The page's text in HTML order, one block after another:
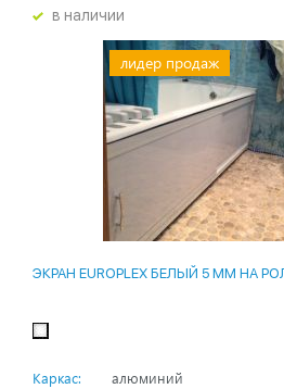
в наличии
лидер продаж
ЭКРАН EUROPLEX БЕЛЫЙ 5 ММ НА
Каркас:
алюминий